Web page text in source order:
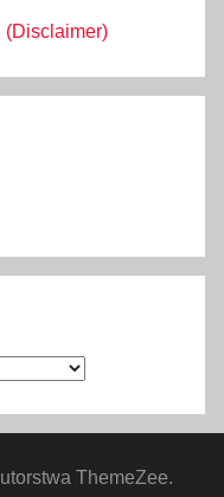
(Disclaimer)
ThemeZee.